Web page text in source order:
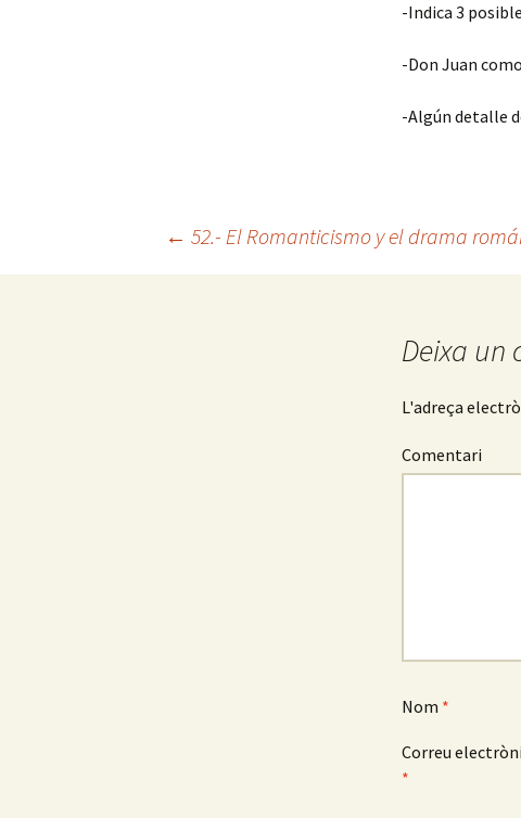
-Indica 3
-Don Juan
-Algún detalle
Navegació
← 52.- El Romanticismo y el drama
Deixa un
L'adreça
Comentari
Nom *
Correu
*